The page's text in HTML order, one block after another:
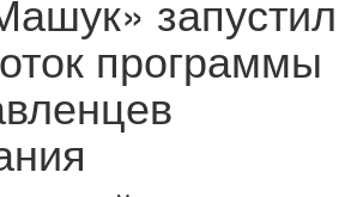
запустил
программы